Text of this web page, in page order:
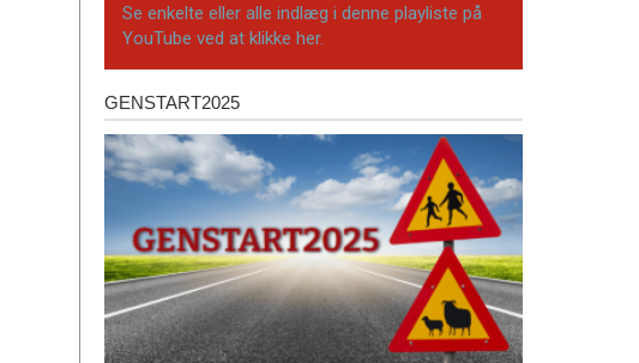
Se enkelte eller alle indlæg i denne playliste på
YouTube ved at klikke her.
Genstart2025
GENSTART2025